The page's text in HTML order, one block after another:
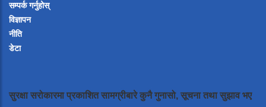
सम्पर्क गर्नुहोस्
विज्ञापन
नीति
डेटा
सुरक्षा सरोकारमा प्रकाशित सामग्रीबारे कुनै गुनासो, सूचना तथा सुझाव भए